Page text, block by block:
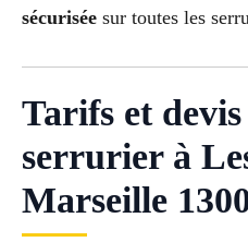
sécurisée sur toutes les
Tarifs et
serrurier à
Marseille